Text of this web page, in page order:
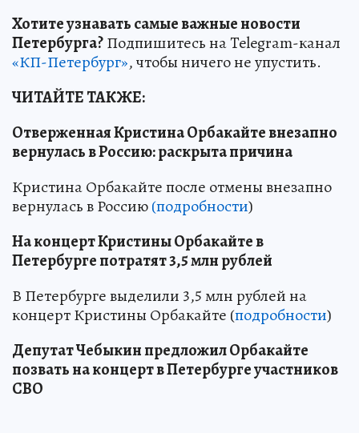
Хотите узнавать самые важные новости
Петербурга?Подпишитесь на Telegram-канал
«КП-Петербург», чтобы ничего не упустить.
ЧИТАЙТЕ ТАКЖЕ:
Отверженная Кристина Орбакайте внезапно
вернулась в Россию: раскрыта причина
Кристина Орбакайте после отмены внезапно
вернулась в Россию(подробности)
На концерт Кристины Орбакайте в
Петербурге потратят 3,5 млн рублей
В Петербурге выделили 3,5 млн рублей на
концерт Кристины Орбакайте (подробности)
Депутат Чебыкин предложил Орбакайте
позвать на концерт в Петербурге участников
СВО